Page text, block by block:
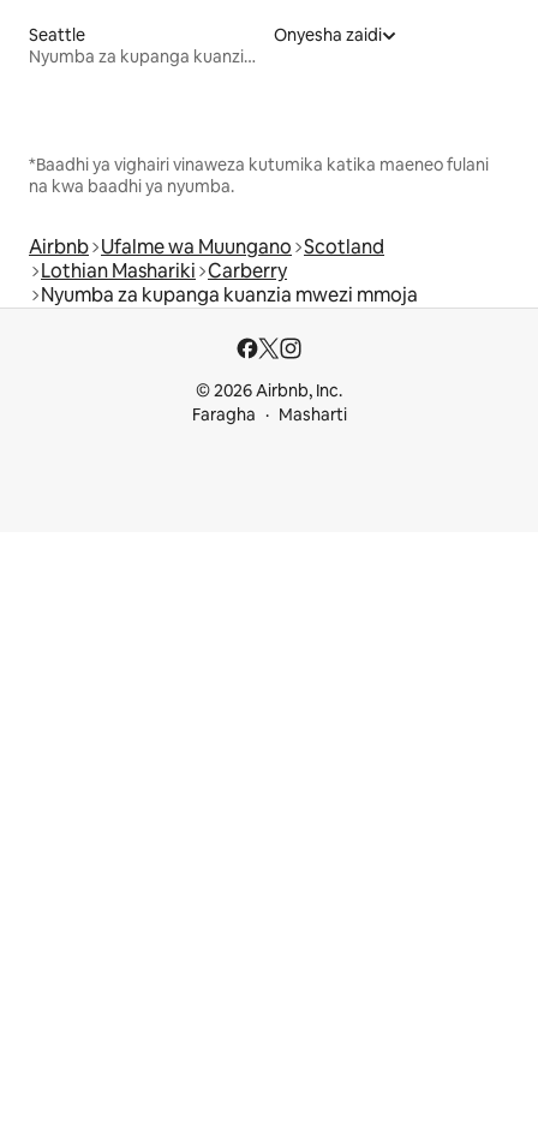
Seattle
Nyumba za kupanga kuanzia mwezi mmoja
Onyesha zaidi
*Baadhi ya vighairi vinaweza kutumika katika maeneo fulani
na kwa baadhi ya nyumba.
Airbnb Ufalme wa Muungano Scotland
Lothian Mashariki Carberry
Nyumba za kupanga kuanzia mwezi mmoja
© 2026 Airbnb, Inc.
Faragha
Masharti